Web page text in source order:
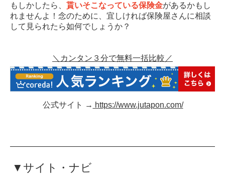
もしかしたら、 貰いそこなっている保険金があるかもし
れませんよ！念のために、宜しければ保険屋さんに相談
して見られたら如何でしょうか？
＼カンタン３分で無料一括比較／
公式サイト → https://www.jutapon.com/
▼サイト・ナビ